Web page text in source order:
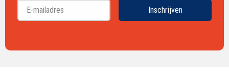
Achternaam
Inschrijven